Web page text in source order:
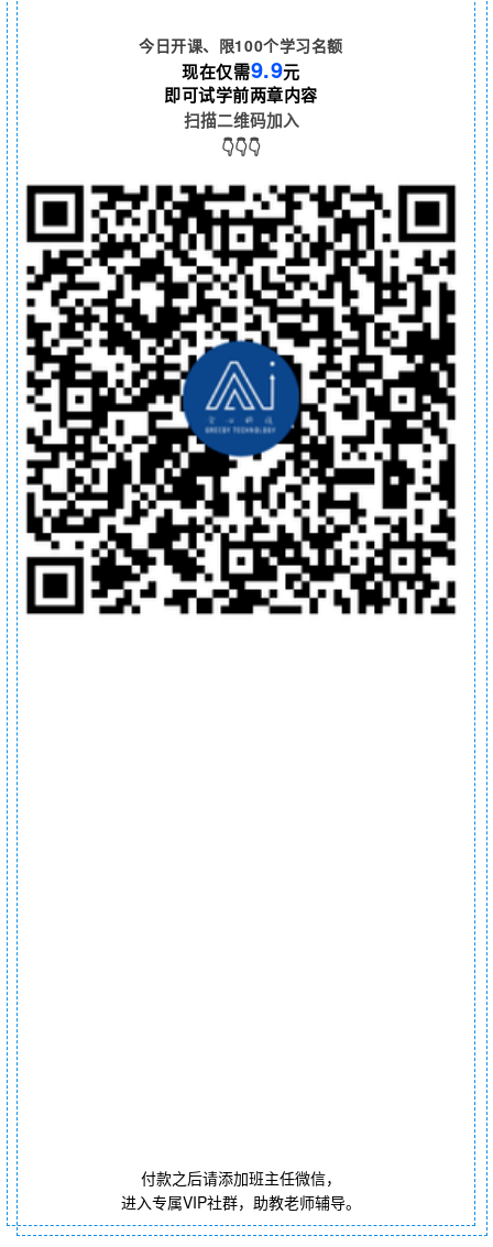
今日开课、限100个学习名额
现在仅需9.9元
即可试学前两章内容
扫描二维码加入
👇👇👇
付款之后请添加班主任微信，
进入专属VIP社群，助教老师辅导。